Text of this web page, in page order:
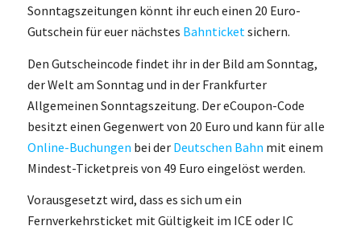
Sonntagszeitungen könnt ihr euch einen 20 Euro-
Gutschein für euer nächstes Bahnticketsichern.
Den Gutscheincode findet ihr in der Bild am Sonntag,
der Welt am Sonntag und in der Frankfurter
Allgemeinen Sonntagszeitung. Der eCoupon-Code
besitzt einen Gegenwert von 20 Euro und kann für alle
Online-Buchungen bei der Deutschen Bahn mit einem
Mindest-Ticketpreis von 49 Euro eingelöst werden.
Vorausgesetzt wird, dass es sich um ein
Fernverkehrsticket mit Gültigkeit im ICE oder IC